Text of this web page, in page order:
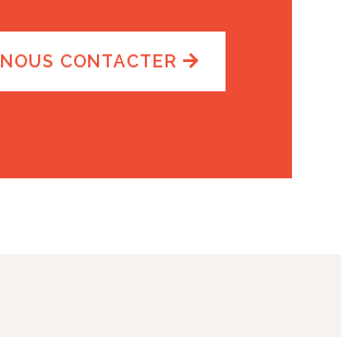
NOUS CONTACTER